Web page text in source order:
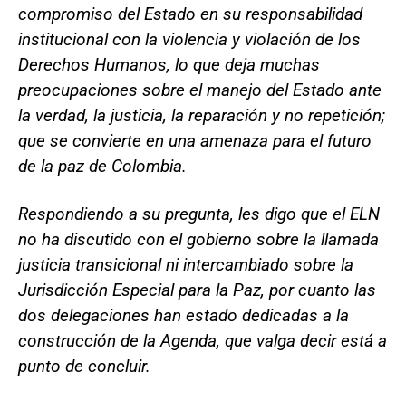
compromiso del Estado en su responsabilidad
institucional con la violencia y violación de los
Derechos Humanos, lo que deja muchas
preocupaciones sobre el manejo del Estado ante
la verdad, la justicia, la reparación y no repetición;
que se convierte en una amenaza para el futuro
de la paz de Colombia.
Respondiendo a su pregunta, les digo que el ELN
no ha discutido con el gobierno sobre la llamada
justicia transicional ni intercambiado sobre la
Jurisdicción Especial para la Paz, por cuanto las
dos delegaciones han estado dedicadas a la
construcción de la Agenda, que valga decir está a
punto de concluir.